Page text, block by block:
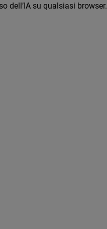
dell’IA su qualsiasi browser.